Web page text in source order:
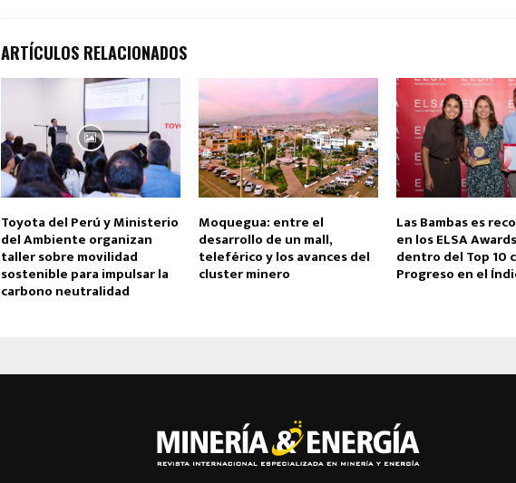
ARTÍCULOS RELACIONADOS
Toyota del Perú y Ministerio
del Ambiente organizan
taller sobre movilidad
sostenible para impulsar la
carbono neutralidad
Moquegua: entre el
desarrollo de un mall,
teleférico y los avances del
cluster minero
Las Bambas es
en los ELSA
dentro del Top 10
Progreso en el